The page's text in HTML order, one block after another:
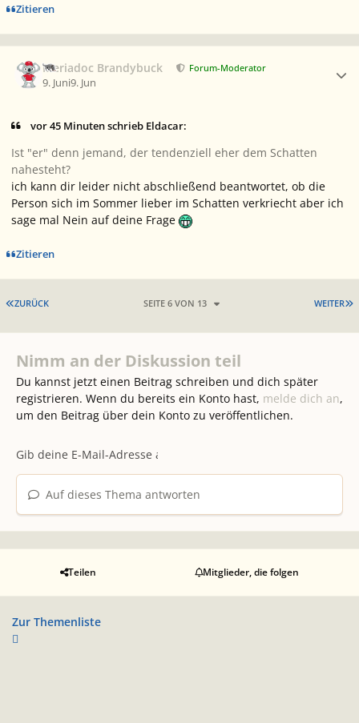
Zitieren
Meriadoc Brandybuck Forum-Moderator
9. Juni9. Jun
vor 45 Minuten schrieb Eldacar:
Ist "er" denn jemand, der tendenziell eher dem Schatten
nahesteht?
ich kann dir leider nicht abschließend beantwortet, ob die
Person sich im Sommer lieber im Schatten verkriecht aber ich
sage mal Nein auf deine Frage
Zitieren
ERSTE SEITE
ZURÜCK WEITER
SEITE 6 VON 13
Nimm an der Diskussion teil
Du kannst jetzt einen Beitrag schreiben und dich später
registrieren. Wenn du bereits ein Konto hast, melde dich an,
um den Beitrag über dein Konto zu veröffentlichen.
Auf dieses Thema antworten
Teilen Mitglieder, die folgen
Zur Themenliste